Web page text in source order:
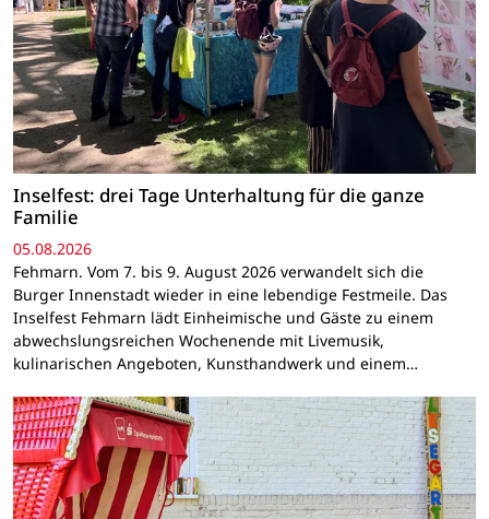
Inselfest: drei Tage Unterhaltung für die ganze
Familie
05.08.2026
Fehmarn. Vom 7. bis 9. August 2026 verwandelt sich die
Burger Innenstadt wieder in eine lebendige Festmeile. Das
Inselfest Fehmarn lädt Einheimische und Gäste zu einem
abwechslungsreichen Wochenende mit Livemusik,
kulinarischen Angeboten, Kunsthandwerk und einem…